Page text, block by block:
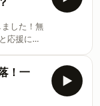
ー【今日
％へ？高
を売却？
シア、ス
！闘病記
大腸切除
上げ推
用アカウ
・無料で
もありま
ac574dff0f
ー【今日
した！無
応援にな
nisa1-
！一